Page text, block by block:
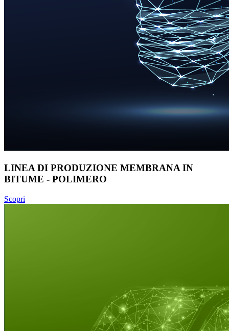
LINEA DI PRODUZIONE MEMBRANA IN
BITUME - POLIMERO
Scopri